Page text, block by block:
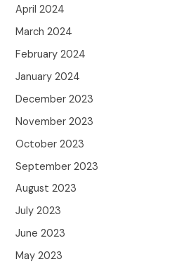
April 2024
March 2024
February 2024
January 2024
December 2023
November 2023
October 2023
September 2023
August 2023
July 2023
June 2023
May 2023